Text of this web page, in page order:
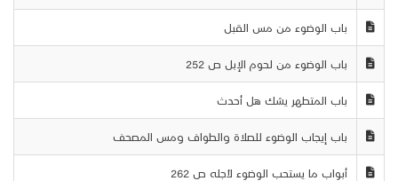
باب الوضوء من مس القبل
باب الوضوء من لحوم الإبل ص 252
باب المتطهر يشك هل أحدث
باب إيجاب الوضوء للصلاة والطواف ومس المصحف
أبواب ما يستحب الوضوء لأجله ص 262